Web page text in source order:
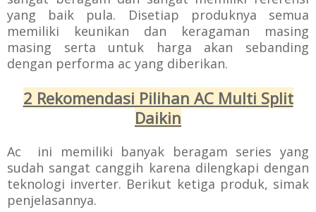
yang baik pula. Disetiap produknya semua
memiliki keunikan dan keragaman masing
masing serta untuk harga akan sebanding
dengan performa ac yang diberikan.
2 Rekomendasi Pilihan AC Multi Split
Daikin
Ac ini memiliki banyak beragam series yang
sudah sangat canggih karena dilengkapi dengan
teknologi inverter. Berikut ketiga produk, simak
penjelasannya.